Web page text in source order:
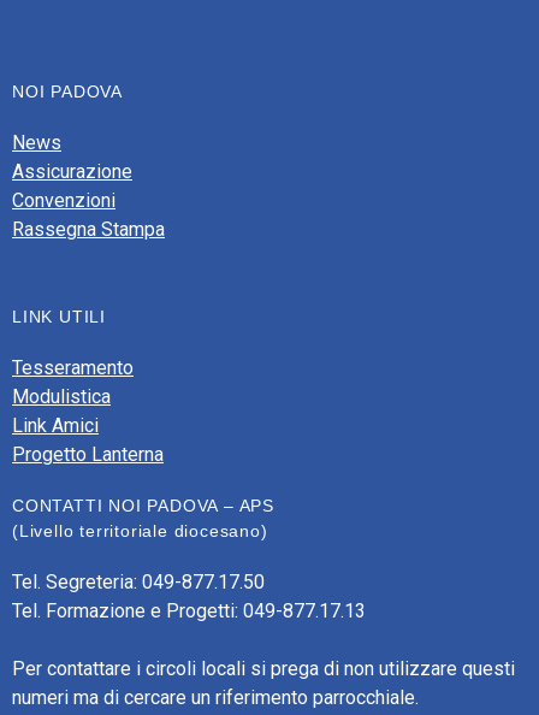
NOI PADOVA
News
Assicurazione
Convenzioni
Rassegna Stampa
LINK UTILI
Tesseramento
Modulistica
Link Amici
Progetto Lanterna
CONTATTI NOI PADOVA – APS
(Livello territoriale diocesano)
Tel. Segreteria: 049-877.17.50
Tel. Formazione e Progetti: 049-877.17.13
Per contattare i circoli locali si prega di non utilizzare questi
numeri ma di cercare un riferimento parrocchiale.